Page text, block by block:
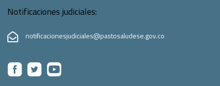
Notificaciones judiciales:
notificacionesjudiciales@pastosaludese.gov.co